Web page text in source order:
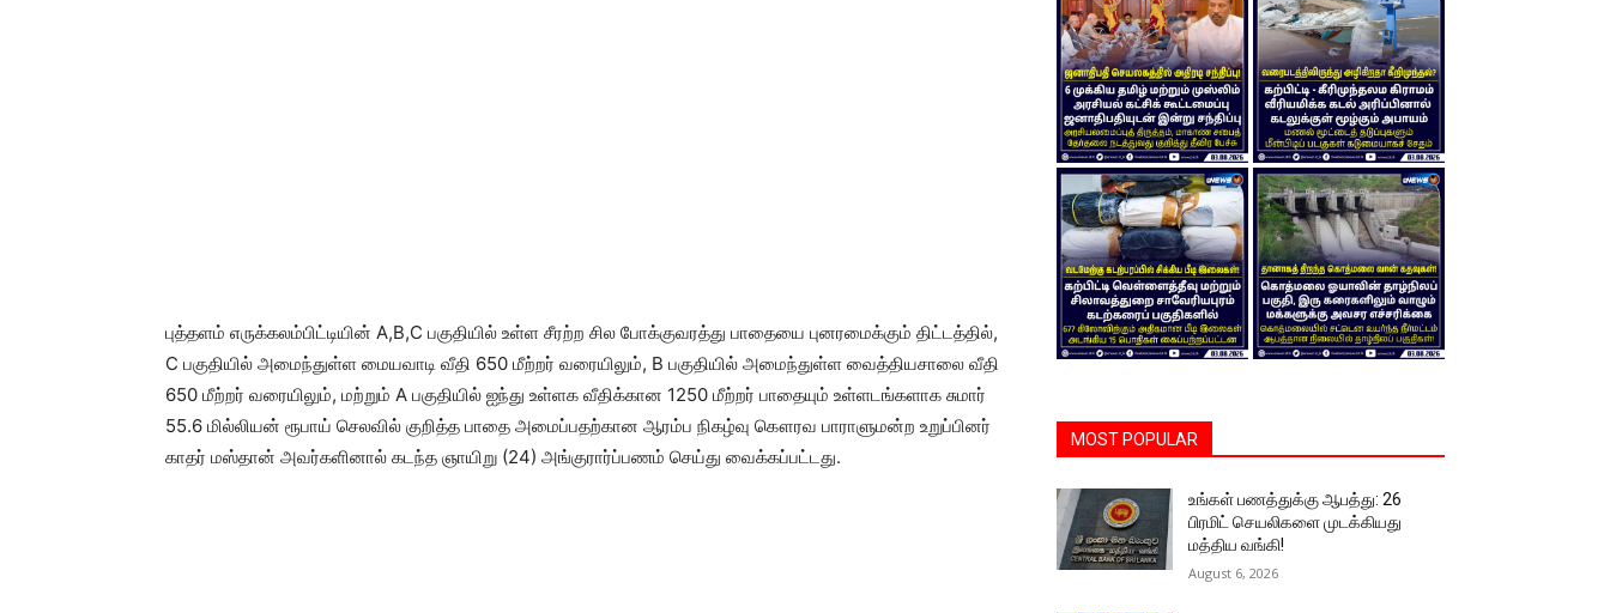
புத்தளம் எருக்கலம்பிட்டியின் A,B,C பகுதியில் உள்ள சீரற்ற சில போக்குவரத்து பாதையை புனரமைக்கும் திட்டத்தில்,
C பகுதியில் அமைந்துள்ள மையவாடி வீதி 650 மீற்றர் வரையிலும், B பகுதியில் அமைந்துள்ள வைத்தியசாலை வீதி
650 மீற்றர் வரையிலும், மற்றும் A பகுதியில் ஐந்து உள்ளக வீதிக்கான 1250 மீற்றர் பாதையும் உள்ளடங்களாக சுமார்
55.6 மில்லியன் ரூபாய் செலவில் குறித்த பாதை அமைப்பதற்கான ஆரம்ப நிகழ்வு கௌரவ பாராளுமன்ற உறுப்பினர்
காதர் மஸ்தான் அவர்களினால் கடந்த ஞாயிறு (24) அங்குரார்ப்பணம் செய்து வைக்கப்பட்டது.
MOST POPULAR
உங்கள் பணத்துக்கு ஆபத்து: 26
பிரமிட் செயலிகளை முடக்கியது
மத்திய வங்கி!
August 6, 2026